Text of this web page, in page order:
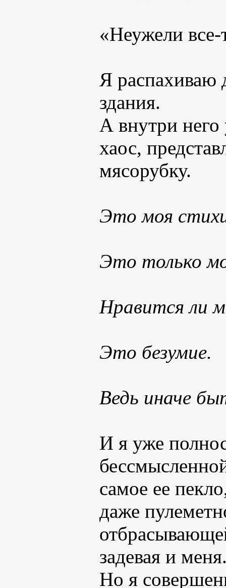
«Неужели все-
Я распахиваю
здания.
А внутри
хаос,
мясорубку.
Это моя
Это только
Нравится ли
Это безумие.
Ведь иначе
И я уже
самое ее
даже
задевая и
Но я